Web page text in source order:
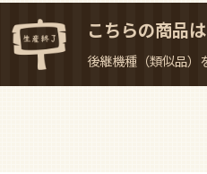
こちらの商品は
後継機種（類似品）